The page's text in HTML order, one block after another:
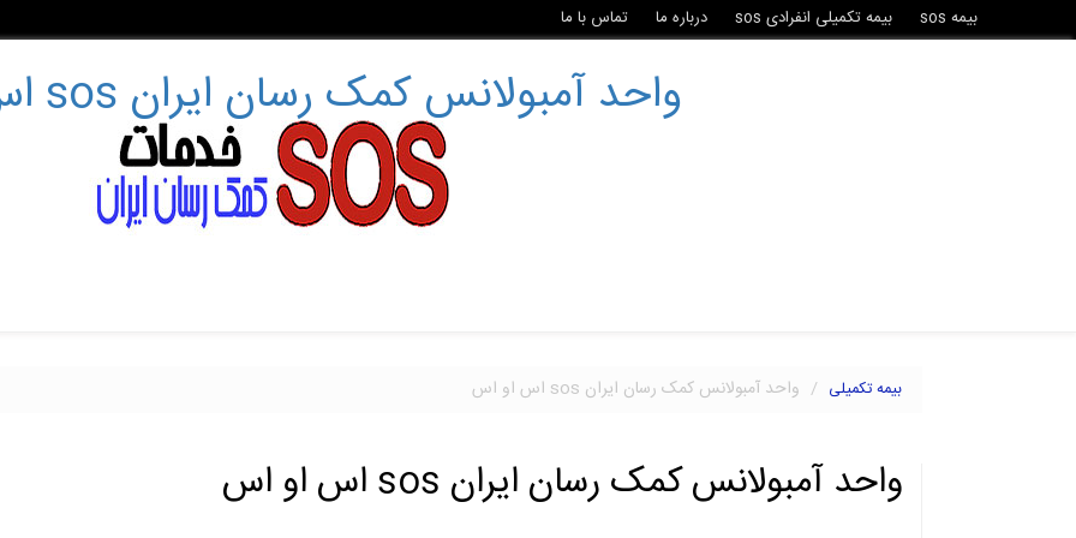
بیمه sos بیمه تکمیلی انفرادی sos درباره ما تماس با ما
واحد آمبولانس کمک رسان ایران sos اس او اس
بیمه تکمیلی واحد آمبولانس کمک رسان ایران sos اس او اس
واحد آمبولانس کمک رسان ایران sos اس او اس